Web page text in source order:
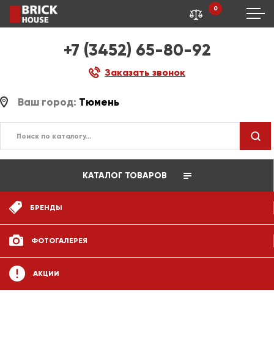
+7 (3452) 65-80-92
Заказать звонок
0
Ваш город: Тюмень
КАТАЛОГ ТОВАРОВ
БРЕНДЫ
ФОТОГАЛЕРЕЯ
АКЦИИ